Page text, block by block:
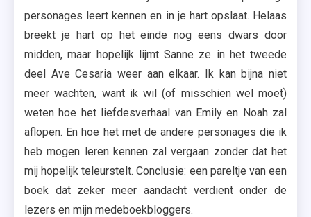
personages leert kennen en in je hart opslaat. Helaas
breekt je hart op het einde nog eens dwars door
midden, maar hopelijk lijmt Sanne ze in het tweede
deel Ave Cesaria weer aan elkaar. Ik kan bijna niet
meer wachten, want ik wil (of misschien wel moet)
weten hoe het liefdesverhaal van Emily en Noah zal
aflopen. En hoe het met de andere personages die ik
heb mogen leren kennen zal vergaan zonder dat het
mij hopelijk teleurstelt. Conclusie: een pareltje van een
boek dat zeker meer aandacht verdient onder de
lezers en mijn medeboekbloggers.